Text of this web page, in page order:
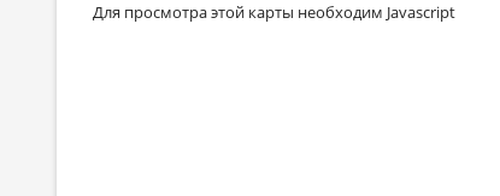
Для просмотра этой карты необходим Javascript